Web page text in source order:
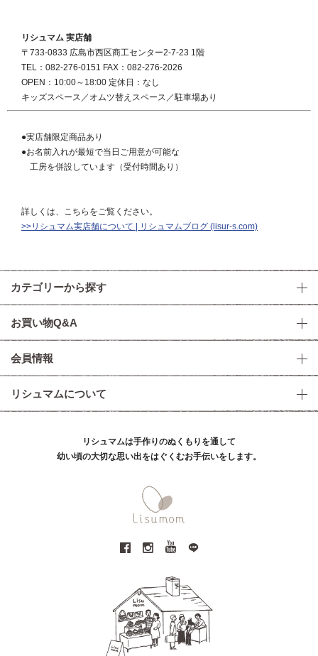
リシュマム 実店舗
〒733-0833 広島市西区商工センター2-7-23 1階
TEL：082-276-0151 FAX：082-276-2026
OPEN：10:00～18:00 定休日：なし
キッズスペース／オムツ替えスペース／駐車場あり
●実店舗限定商品あり
●お名前入れが最短で当日ご用意が可能な
工房を併設しています（受付時間あり）
詳しくは、こちらをご覧ください。
>>リシュマム実店舗について | リシュマムブログ (lisur-s.com)
カテゴリーから探す
お買い物Q&A
会員情報
リシュマムについて
リシュマムは手作りのぬくもりを通して
幼い頃の大切な思い出をはぐくむお手伝いをします。